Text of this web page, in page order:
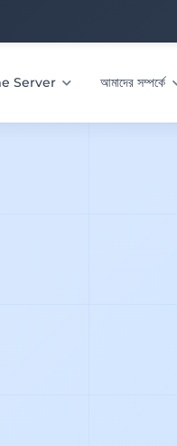
Server আমাদের সম্পর্কে